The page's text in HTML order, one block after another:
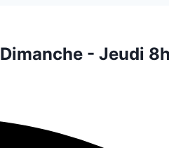
Dimanche - Jeudi